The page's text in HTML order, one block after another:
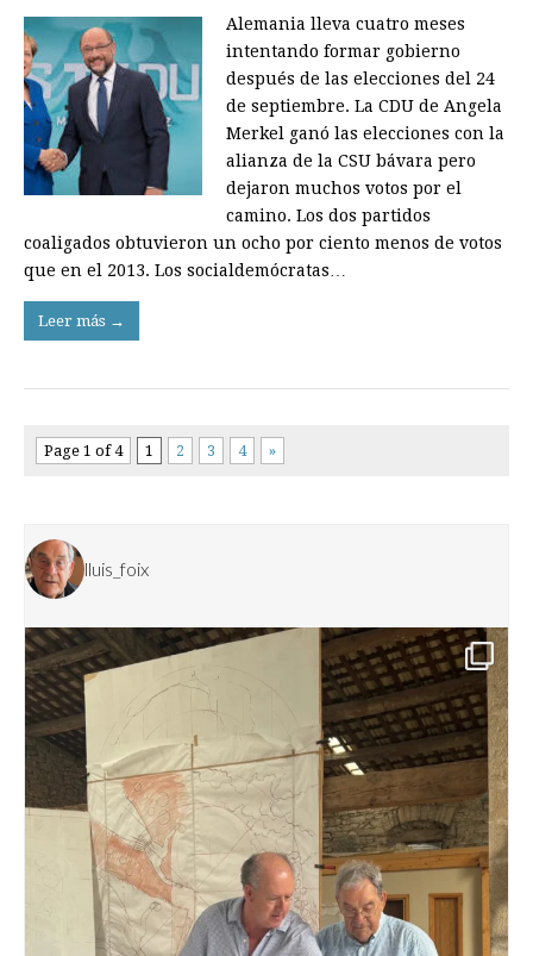
Alemania lleva cuatro meses
intentando formar gobierno
después de las elecciones del 24
de septiembre. La CDU de Angela
Merkel ganó las elecciones con la
alianza de la CSU bávara pero
dejaron muchos votos por el
camino. Los dos partidos
coaligados obtuvieron un ocho por ciento menos de votos
que en el 2013. Los socialdemócratas…
Leer más →
Page 1 of 4 1 2 3 4 »
lluis_foix